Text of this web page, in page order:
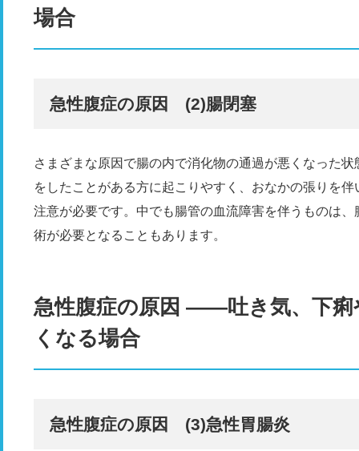
場合
急性腹症の原因 (2)腸閉塞
さまざまな原因で腸の内で消化物の通過が悪くなった
をしたことがある方に起こりやすく、おなかの張りを伴
注意が必要です。中でも腸管の血流障害を伴うものは、
術が必要となることもあります。
急性腹症の原因 ――吐き気、下痢
くなる場合
急性腹症の原因 (3)急性胃腸炎